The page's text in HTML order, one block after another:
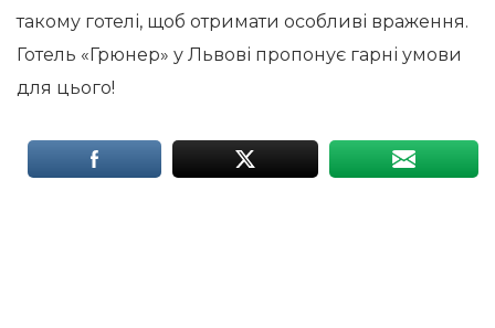
такому готелі, щоб отримати особливі враження.
Готель «Грюнер» у Львові пропонує гарні умови
для цього!